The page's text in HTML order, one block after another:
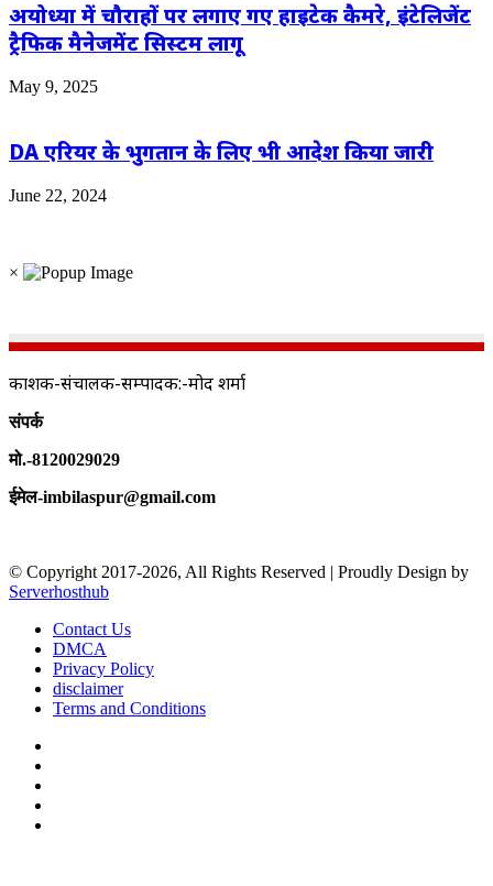
अयोध्या में चौराहों पर लगाए गए हाइटेक कैमरे, इंटेलिजेंट
ट्रैफिक मैनेजमेंट सिस्टम लागू
May 9, 2025
DA एरियर के भुगतान के लिए भी आदेश किया जारी
June 22, 2024
×
प्रकाशक-संचालक-सम्पादक:-प्रमोद शर्मा
संपर्क
मो.-8120029029
ईमेल-imbilaspur@gmail.com
© Copyright 2017-2026, All Rights Reserved | Proudly Design by
Serverhosthub
Contact Us
DMCA
Privacy Policy
disclaimer
Terms and Conditions